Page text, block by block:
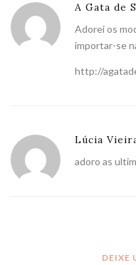
A Gata de
Adorei os
importar-se
http://
Lúcia
adoro as
DEIXE